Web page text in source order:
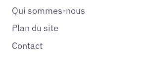
Qui sommes-nous
Plan du site
Contact